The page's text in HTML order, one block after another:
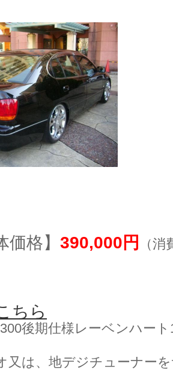
価格】 390,000円 （
ちら
後期仕様レーベンハー
又は、地デジチューナー